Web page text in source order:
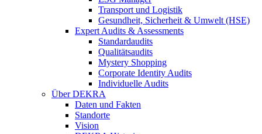
Transport und Logistik
Gesundheit, Sicherheit & Umwelt (HSE)
Expert Audits & Assessments
Standardaudits
Qualitätsaudits
Mystery Shopping
Corporate Identity Audits
Individuelle Audits
Über DEKRA
Daten und Fakten
Standorte
Vision